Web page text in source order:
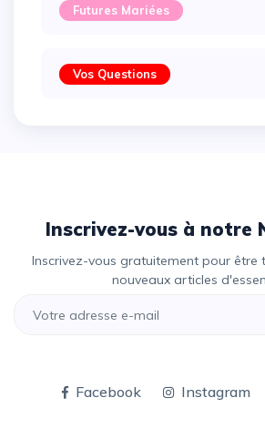
Futures Mariées
Vos Questions
Inscrivez-vous à notre
Inscrivez-vous gratuitement pour être tenus informés des
nouveaux articles
Facebook Instagram